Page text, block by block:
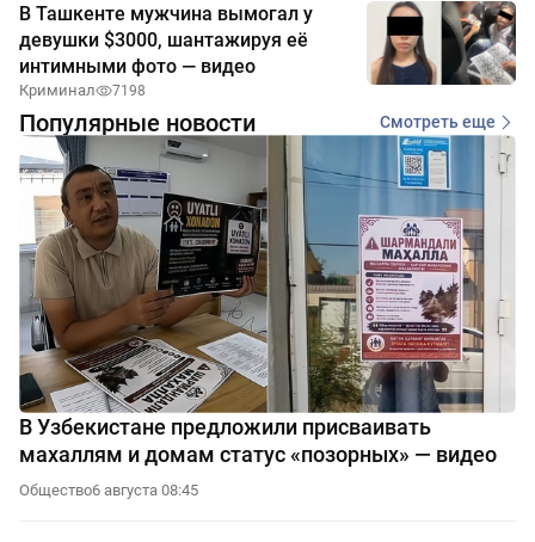
В Ташкенте мужчина вымогал у
девушки $3000, шантажируя её
интимными фото — видео
Криминал 7198
Популярные новости Смотреть еще
В Узбекистане предложили присваивать
махаллям и домам статус «позорных» — видео
Общество6 августа 08:45